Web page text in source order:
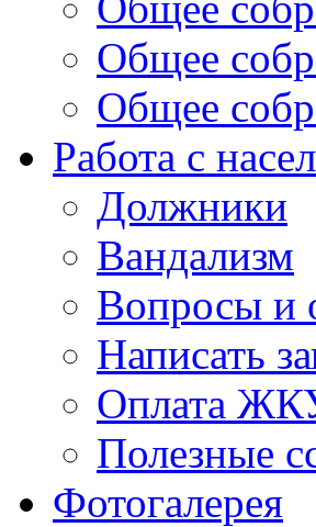
Общее
Общее
Работа с
Должники
Вандализм
Вопросы и
Написать
Оплата
Полезные
Фотогалерея